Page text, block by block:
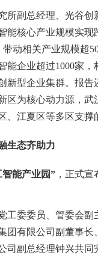
所副总经理、光谷创
能核心产业规模实
动相关产业规模超
能企业超过1000家
新型企业集群。报
区为核心动力源，
、江夏区等多区支撑
生态齐助力
能产业园” ，正式宣
工委委员、管委会
团有限公司副董事
司副总经理钟兴共同